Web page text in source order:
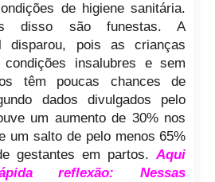
de higiene sanitária.
disso são funestas. A
disparou, pois as crianças
insalubres e sem
têm poucas chances de
dados divulgados pelo
um aumento de 30% nos
um salto de pelo menos 65%
gestantes em partos.Aqui
reflexão: Nessas